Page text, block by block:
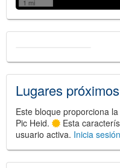
1 mi
Lugares próximos
Este bloque proporciona
Pic Heid.
Esta
usuario activa. Inicia sesión